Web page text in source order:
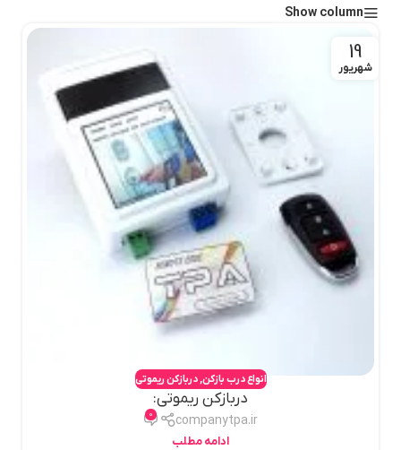
Show column
19
شهریور
انواع درب بازکن,دربازکن ریموتی
دربازکن ریموتی:
companytpa.ir
0
ادامه مطلب